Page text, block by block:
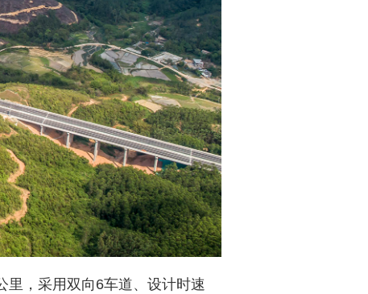
里，采用双向6车道、设计时速